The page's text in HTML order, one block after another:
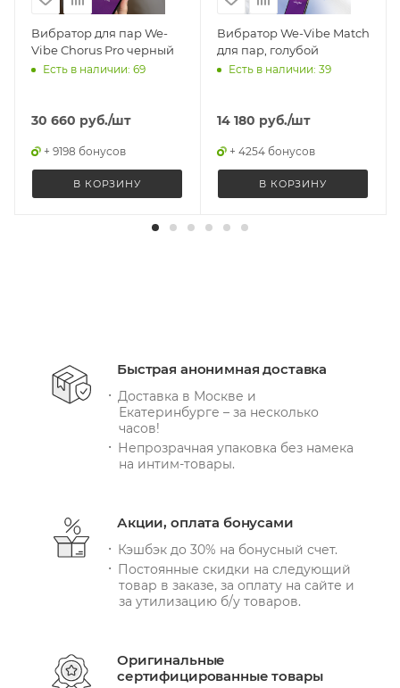
Вибратор для пар We-
Vibe Chorus Pro черный
Есть в наличии: 69
30 660 руб./шт
+ 9198 бонусов
В КОРЗИНУ
Вибратор We-Vibe Match
для пар, голубой
Есть в наличии: 39
14 180 руб./шт
+ 4254 бонусов
В КОРЗИНУ
Быстрая анонимная доставка
Доставка в Москве и
Екатеринбурге – за несколько
часов!
Непрозрачная упаковка без намека
на интим-товары.
Акции, оплата бонусами
Кэшбэк до 30% на бонусный счет.
Постоянные скидки на следующий
товар в заказе, за оплату на сайте и
за утилизацию б/у товаров.
Оригинальные
сертифицированные товары